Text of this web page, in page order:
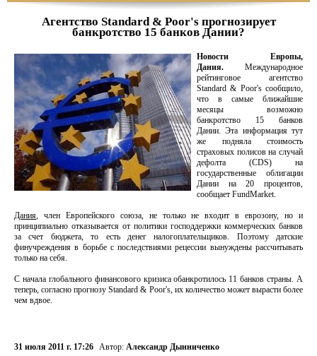
Агентство Standard & Poor's прогнозирует
банкротство 15 банков Дании?
Новости Европы,
Дания. Международное
рейтинговое агентство
Standard & Poor's сообщило,
что в самые ближайшие
месяцы возможно
банкротство 15 банков
Дании. Эта информация тут
же подняла стоимость
страховых полисов на случай
дефолта (CDS) на
государственные облигации
Дании на 20 процентов,
сообщает FundMarket.
Дания, член Европейского союза, не только не входит в еврозону, но и
принципиально отказывается от политики господдержки коммерческих банков
за счет бюджета, то есть денег налогоплательщиков. Поэтому датские
финучреждения в борьбе с последствиями рецессии вынуждены рассчитывать
только на себя.
С начала глобального финансового кризиса обанкротилось 11 банков страны. А
теперь, согласно прогнозу Standard & Poor's, их количество может вырасти более
чем вдвое.
31 июля 2011 г. 17:26 Автор: Александр Дынниченко